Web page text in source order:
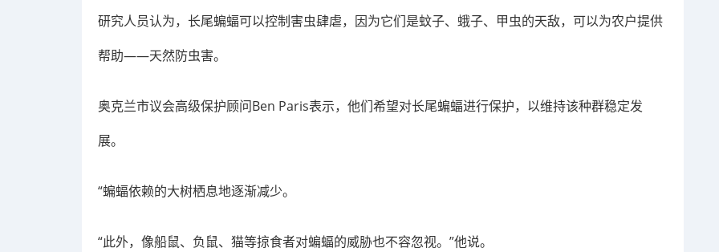
研究人员认为，长尾蝙蝠可以控制害虫肆虐，因为它们是蚊子、蛾子、甲虫的天敌，可以为农户提供
帮助——天然防虫害。
奥克兰市议会高级保护顾问Ben Paris表示，他们希望对长尾蝙蝠进行保护，以维持该种群稳定发
展。
“蝙蝠依赖的大树栖息地逐渐减少。
“此外，像船鼠、负鼠、猫等掠食者对蝙蝠的威胁也不容忽视。”他说。